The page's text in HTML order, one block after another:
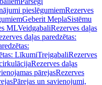
pieslēgumiemRezerves
Geberit MeplaSistēmu
MLVeidgabaliRezerves daļas
daļas paredzētas:
LīkumiTrejgabaliRezerves
Rezerves daļas
pārejasRezerves
Pārejas un savienojumi,